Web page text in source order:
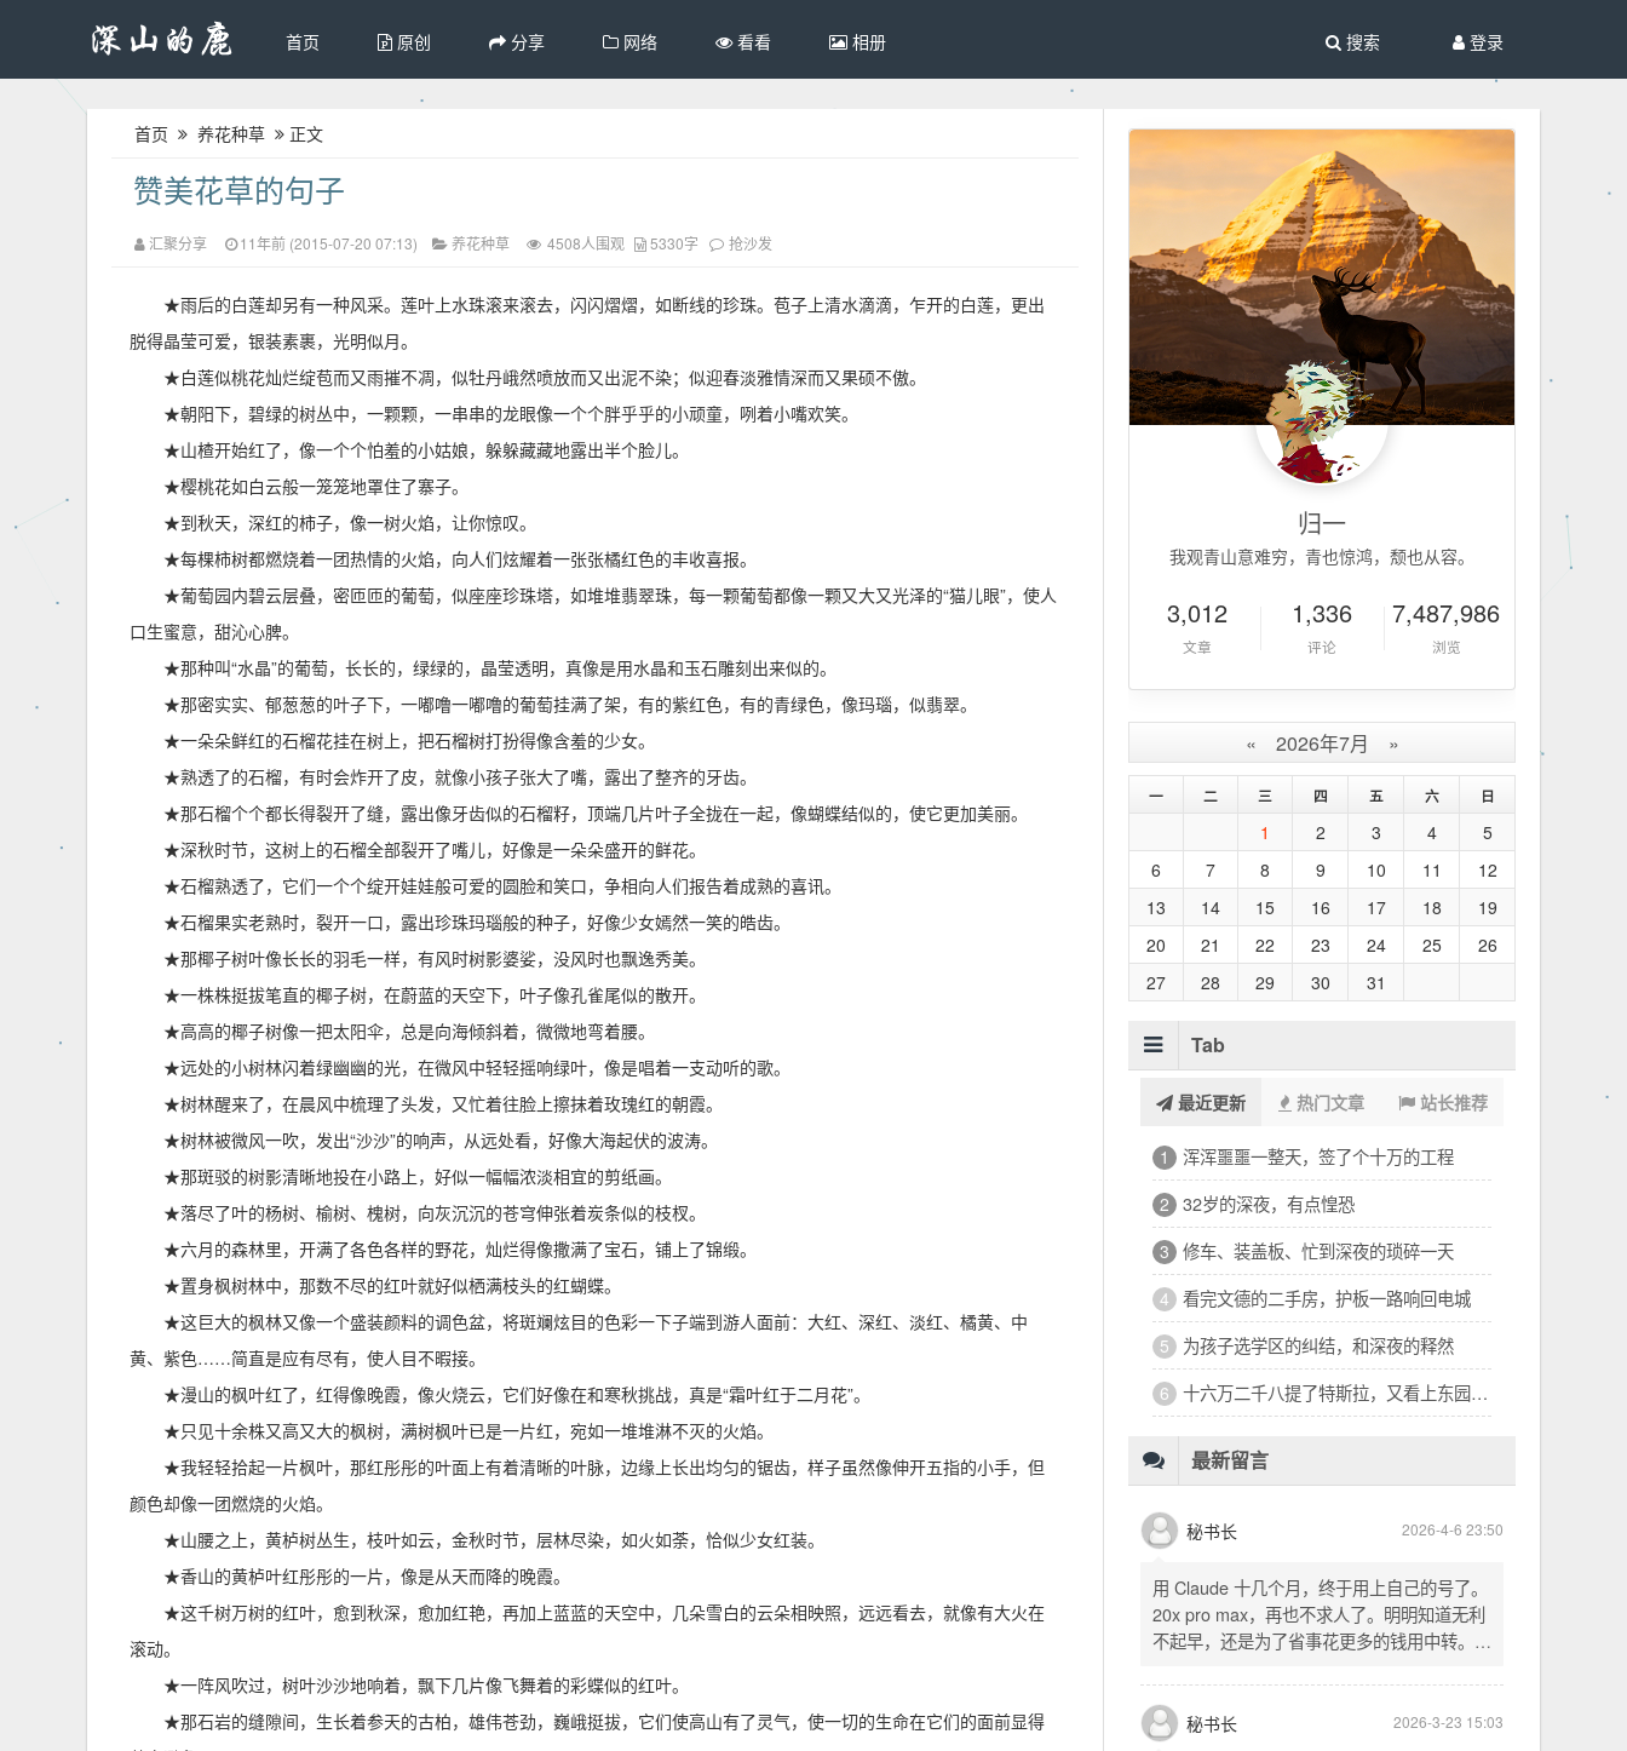
首页 原创 分享 网络 看看 相册 登录
搜索
首页 养花种草 正文
赞美花草的句子
汇聚分享 11年前 (2015-07-20 07:13) 养花种草 4508人围观 5330字 抢沙发
★雨后的白莲却另有一种风采。莲叶上水珠滚来滚去，闪闪熠熠，如断线的珍珠。苞子上清水滴滴，乍开的白莲，更出
脱得晶莹可爱，银装素裹，光明似月。
★白莲似桃花灿烂绽苞而又雨摧不凋，似牡丹峨然喷放而又出泥不染；似迎春淡雅情深而又果硕不傲。
★朝阳下，碧绿的树丛中，一颗颗，一串串的龙眼像一个个胖乎乎的小顽童，咧着小嘴欢笑。
★山楂开始红了，像一个个怕羞的小姑娘，躲躲藏藏地露出半个脸儿。
★樱桃花如白云般一笼笼地罩住了寨子。
★到秋天，深红的柿子，像一树火焰，让你惊叹。
★每棵柿树都燃烧着一团热情的火焰，向人们炫耀着一张张橘红色的丰收喜报。
★葡萄园内碧云层叠，密匝匝的葡萄，似座座珍珠塔，如堆堆翡翠珠，每一颗葡萄都像一颗又大又光泽的“猫儿眼”，使人
口生蜜意，甜沁心脾。
★那种叫“水晶”的葡萄，长长的，绿绿的，晶莹透明，真像是用水晶和玉石雕刻出来似的。
★那密实实、郁葱葱的叶子下，一嘟噜一嘟噜的葡萄挂满了架，有的紫红色，有的青绿色，像玛瑙，似翡翠。
★一朵朵鲜红的石榴花挂在树上，把石榴树打扮得像含羞的少女。
★熟透了的石榴，有时会炸开了皮，就像小孩子张大了嘴，露出了整齐的牙齿。
★那石榴个个都长得裂开了缝，露出像牙齿似的石榴籽，顶端几片叶子全拢在一起，像蝴蝶结似的，使它更加美丽。
★深秋时节，这树上的石榴全部裂开了嘴儿，好像是一朵朵盛开的鲜花。
★石榴熟透了，它们一个个绽开娃娃般可爱的圆脸和笑口，争相向人们报告着成熟的喜讯。
★石榴果实老熟时，裂开一口，露出珍珠玛瑙般的种子，好像少女嫣然一笑的皓齿。
★那椰子树叶像长长的羽毛一样，有风时树影婆娑，没风时也飘逸秀美。
★一株株挺拔笔直的椰子树，在蔚蓝的天空下，叶子像孔雀尾似的散开。
★高高的椰子树像一把太阳伞，总是向海倾斜着，微微地弯着腰。
★远处的小树林闪着绿幽幽的光，在微风中轻轻摇响绿叶，像是唱着一支动听的歌。
★树林醒来了，在晨风中梳理了头发，又忙着往脸上擦抹着玫瑰红的朝霞。
★树林被微风一吹，发出“沙沙”的响声，从远处看，好像大海起伏的波涛。
★那斑驳的树影清晰地投在小路上，好似一幅幅浓淡相宜的剪纸画。
★落尽了叶的杨树、榆树、槐树，向灰沉沉的苍穹伸张着炭条似的枝杈。
★六月的森林里，开满了各色各样的野花，灿烂得像撒满了宝石，铺上了锦缎。
★置身枫树林中，那数不尽的红叶就好似栖满枝头的红蝴蝶。
★这巨大的枫林又像一个盛装颜料的调色盆，将斑斓炫目的色彩一下子端到游人面前：大红、深红、淡红、橘黄、中
黄、紫色……简直是应有尽有，使人目不暇接。
★漫山的枫叶红了，红得像晚霞，像火烧云，它们好像在和寒秋挑战，真是“霜叶红于二月花”。
★只见十余株又高又大的枫树，满树枫叶已是一片红，宛如一堆堆淋不灭的火焰。
★我轻轻拾起一片枫叶，那红彤彤的叶面上有着清晰的叶脉，边缘上长出均匀的锯齿，样子虽然像伸开五指的小手，但
颜色却像一团燃烧的火焰。
★山腰之上，黄栌树丛生，枝叶如云，金秋时节，层林尽染，如火如荼，恰似少女红装。
★香山的黄栌叶红彤彤的一片，像是从天而降的晚霞。
★这千树万树的红叶，愈到秋深，愈加红艳，再加上蓝蓝的天空中，几朵雪白的云朵相映照，远远看去，就像有大火在
滚动。
★一阵风吹过，树叶沙沙地响着，飘下几片像飞舞着的彩蝶似的红叶。
★那石岩的缝隙间，生长着参天的古柏，雄伟苍劲，巍峨挺拔，它们使高山有了灵气，使一切的生命在它们的面前显得
归一
我观青山意难穷，青也惊鸿，颓也从容。
3,012
文章
1,336
评论
7,487,986
浏览
« 2026年7月 »
一 二 三 四 五 六 日
1 2 3 4
5
6
7 8 9 10 11
12
13
14 15 16 17 18
19
20
21 22 23 24 25
26
27
28 29 30 31
Tab
最近更新 热门文章 站长推荐
1 系统级数据治理与UI规范化的一天
2
3
4
5
6 从界面打磨到结算管线，一天改了六轮
最新留言
秘书长 2026-4-6 23:50
用 Claude 十几个月，终于用上自己的号了。
20x pro max，再也不求人了。明明知道无利
不起早，还是为了省事花更多的钱用中转。链
SSH 用 gost 做 HTTP+SOCKS 转换才能用
多 Agent。配置麻烦了点，设定好了后直接任
秘书长 2026-3-23 15:03